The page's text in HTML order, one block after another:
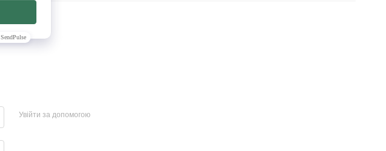
Увійти за допомогою